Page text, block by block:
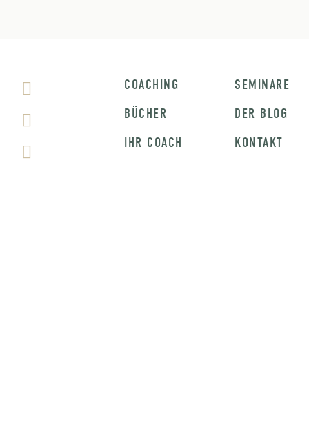
COACHING
BÜCHER
IHR COACH
SEMINARE
DER BLOG
KONTAKT